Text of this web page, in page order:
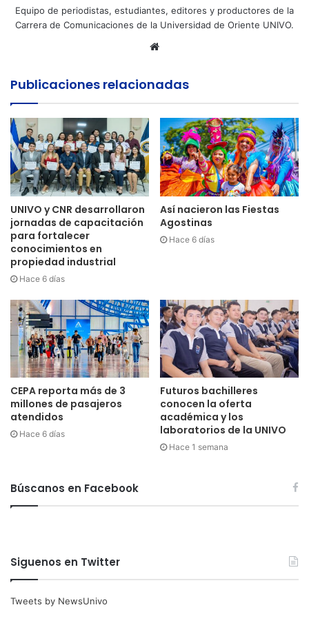
Equipo de periodistas, estudiantes, editores y productores de la
Carrera de Comunicaciones de la Universidad de Oriente UNIVO.
Sitio
Publicaciones relacionadas
UNIVO y CNR desarrollaron
jornadas de capacitación
para fortalecer
conocimientos en
propiedad industrial
Hace 6 días
Así nacieron las Fiestas
Agostinas
Hace 6 días
CEPA reporta más de 3
millones de pasajeros
atendidos
Hace 6 días
Futuros bachilleres
conocen la oferta
académica y los
laboratorios de la UNIVO
Hace 1 semana
Búscanos en Facebook
Siguenos en Twitter
Tweets by NewsUnivo